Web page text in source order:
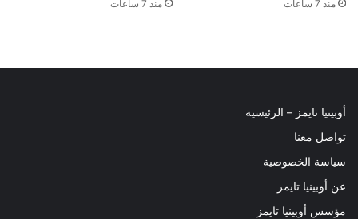
منذ 7 ساعات منذ 7 ساعات
أوبينيا تايمز – الرئيسية
تواصل معنا
سياسة الخصوصية
عن أوبينيا تايمز
مؤسس أوبينيا تايمز